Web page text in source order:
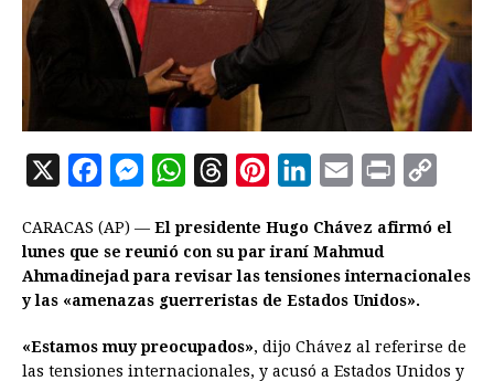
X
c
e
b
o
M
s
s
e
g
W
a
t
s
p
r
e
a
s
n
t
e
r
e
n
k
e
d
I
a
i
l
i
n
t
p
y
n
CARACAS (AP) — El presidente Hugo Chávez afirmó el
lunes que se reunió con su par iraní Mahmud
Ahmadinejad para revisar las tensiones internacionales
y las «amenazas guerreristas de Estados Unidos».
«Estamos muy preocupados», dijo Chávez al referirse de
las tensiones internacionales, y acusó a Estados Unidos y